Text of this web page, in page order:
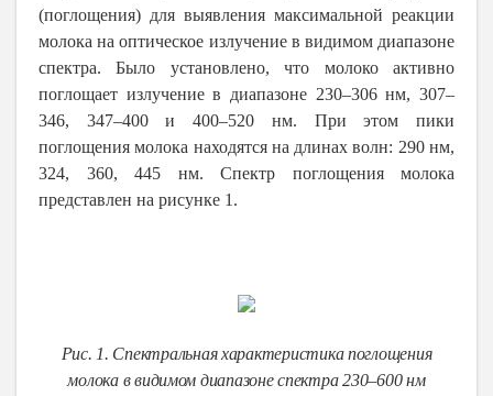
(поглощения) для выявления максимальной реакции
молока на оптическое излучение в видимом диапазоне
спектра. Было установлено, что молоко активно
поглощает излучение в диапазоне 230–306 нм, 307–
346, 347–400 и 400–520 нм. При этом пики
поглощения молока находятся на длинах волн: 290 нм,
324, 360, 445 нм. Спектр поглощения молока
представлен на рисунке 1.
Рис. 1. Спектральная характеристика поглощения
молока в видимом диапазоне спектра 230–600 нм